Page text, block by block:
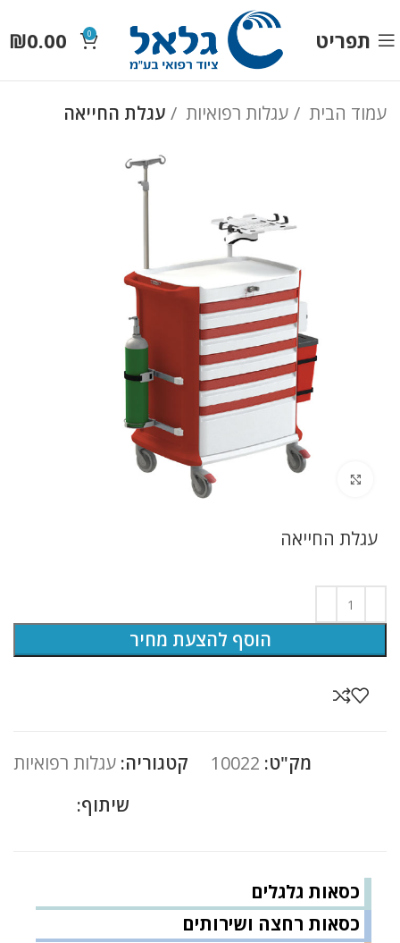
תפריט 0
₪0.00
עמוד הבית עגלות רפואיות עגלת החייאה
כסאות גלגלים
כסאות רחצה ושירותים
לחץ להגדלה
עגלת החייאה
הוסף להצעת מחיר
מק"ט: 10022 קטגוריה: עגלות רפואיות
שיתוף: